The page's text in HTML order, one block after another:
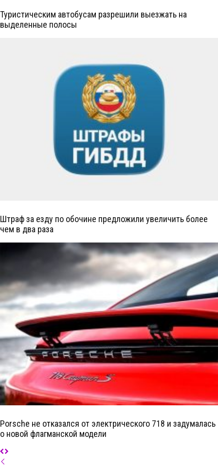
Туристическим автобусам разрешили выезжать на
выделенные полосы
Штраф за езду по обочине предложили увеличить более
чем в два раза
Porsche не отказался от электрического 718 и задумалась
о новой флагманской модели